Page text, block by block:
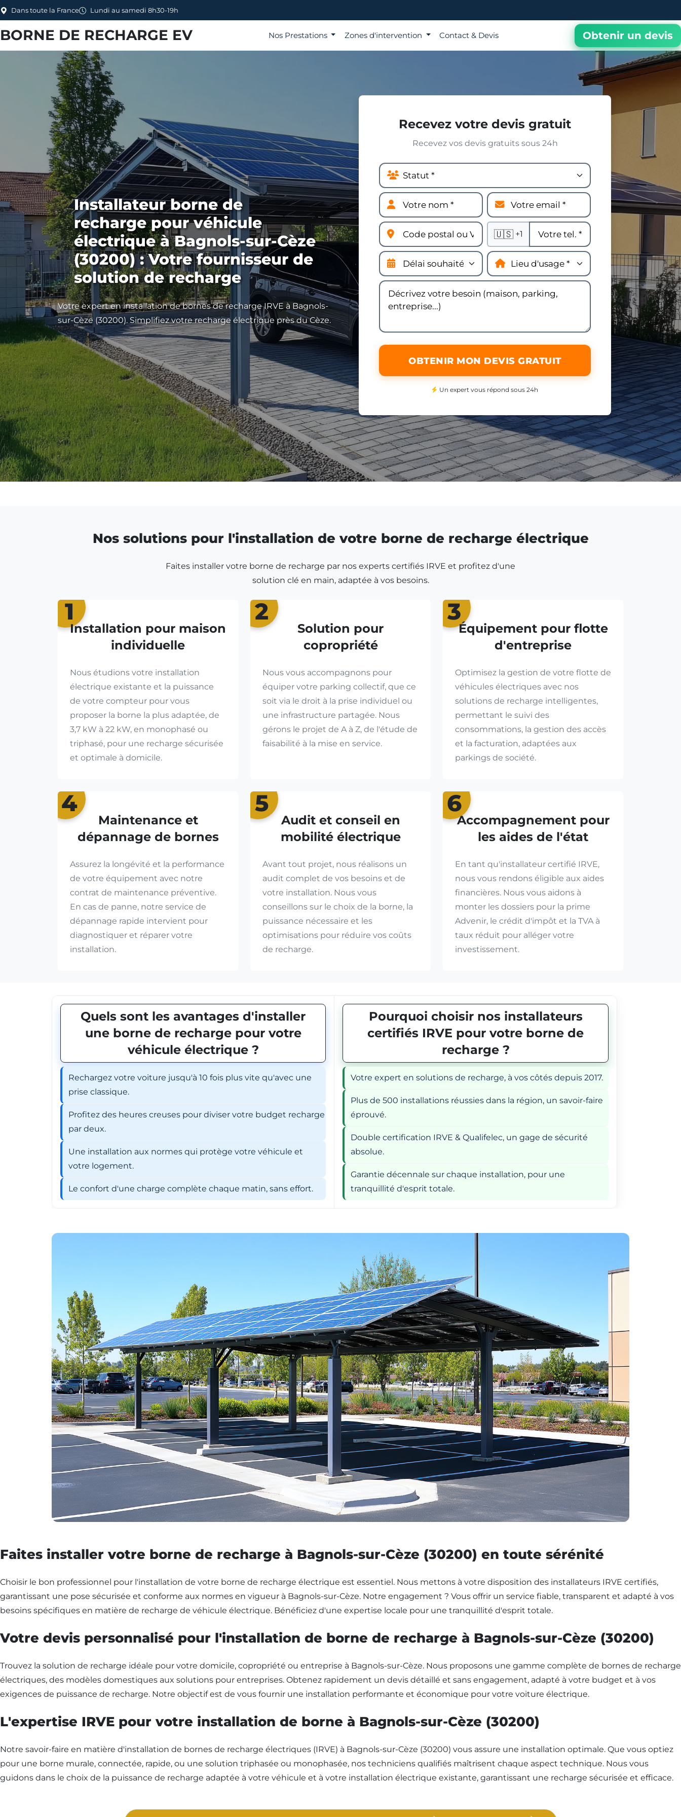
Dans toute la France Lundi au samedi 8h30-19h
BORNE DE RECHARGE EV Nos Prestations Zones d'intervention Contact & Devis Obtenir un devis
Installateur borne de
recharge pour véhicule
électrique à Bagnols-sur-Cèze
(30200) : Votre fournisseur de
solution de recharge
Votre expert en installation de bornes de recharge IRVE à Bagnols-
sur-Cèze (30200). Simplifiez votre recharge électrique près du Cèze.
Recevez votre devis gratuit
Recevez vos devis gratuits sous 24h
🇺🇸 +1
OBTENIR MON DEVIS GRATUIT
Un expert vous répond sous 24h
Nos solutions pour l'installation de votre borne de recharge électrique
Faites installer votre borne de recharge par nos experts certifiés IRVE et profitez d'une
solution clé en main, adaptée à vos besoins.
1
Installation pour maison
individuelle
Nous étudions votre installation
électrique existante et la puissance
de votre compteur pour vous
proposer la borne la plus adaptée, de
3,7 kW à 22 kW, en monophasé ou
triphasé, pour une recharge sécurisée
et optimale à domicile.
2
Solution pour
copropriété
Nous vous accompagnons pour
équiper votre parking collectif, que ce
soit via le droit à la prise individuel ou
une infrastructure partagée. Nous
gérons le projet de A à Z, de l'étude de
faisabilité à la mise en service.
3
Équipement pour flotte
d'entreprise
Optimisez la gestion de votre flotte de
véhicules électriques avec nos
solutions de recharge intelligentes,
permettant le suivi des
consommations, la gestion des accès
et la facturation, adaptées aux
parkings de société.
4
Maintenance et
dépannage de bornes
Assurez la longévité et la performance
de votre équipement avec notre
contrat de maintenance préventive.
En cas de panne, notre service de
dépannage rapide intervient pour
diagnostiquer et réparer votre
installation.
5
Audit et conseil en
mobilité électrique
Avant tout projet, nous réalisons un
audit complet de vos besoins et de
votre installation. Nous vous
conseillons sur le choix de la borne, la
puissance nécessaire et les
optimisations pour réduire vos coûts
de recharge.
6
Accompagnement pour
les aides de l'état
En tant qu'installateur certifié IRVE,
nous vous rendons éligible aux aides
financières. Nous vous aidons à
monter les dossiers pour la prime
Advenir, le crédit d'impôt et la TVA à
taux réduit pour alléger votre
investissement.
Quels sont les avantages d'installer
une borne de recharge pour votre
véhicule électrique ?
Rechargez votre voiture jusqu'à 10 fois plus vite qu'avec une
prise classique.
Profitez des heures creuses pour diviser votre budget recharge
par deux.
Une installation aux normes qui protège votre véhicule et
votre logement.
Le confort d'une charge complète chaque matin, sans effort.
Pourquoi choisir nos installateurs
certifiés IRVE pour votre borne de
recharge ?
Votre expert en solutions de recharge, à vos côtés depuis 2017.
Plus de 500 installations réussies dans la région, un savoir-faire
éprouvé.
Double certification IRVE & Qualifelec, un gage de sécurité
absolue.
Garantie décennale sur chaque installation, pour une
tranquillité d'esprit totale.
Faites installer votre borne de recharge à Bagnols-sur-Cèze (30200) en toute sérénité
Choisir le bon professionnel pour l'installation de votre borne de recharge électrique est essentiel. Nous mettons à votre disposition des installateurs IRVE certifiés,
garantissant une pose sécurisée et conforme aux normes en vigueur à Bagnols-sur-Cèze. Notre engagement ? Vous offrir un service fiable, transparent et adapté à vos
besoins spécifiques en matière de recharge de véhicule électrique. Bénéficiez d'une expertise locale pour une tranquillité d'esprit totale.
Votre devis personnalisé pour l'installation de borne de recharge à Bagnols-sur-Cèze (30200)
Trouvez la solution de recharge idéale pour votre domicile, copropriété ou entreprise à Bagnols-sur-Cèze. Nous proposons une gamme complète de bornes de recharge
électriques, des modèles domestiques aux solutions pour entreprises. Obtenez rapidement un devis détaillé et sans engagement, adapté à votre budget et à vos
exigences de puissance de recharge. Notre objectif est de vous fournir une installation performante et économique pour votre voiture électrique.
L'expertise IRVE pour votre installation de borne à Bagnols-sur-Cèze (30200)
Notre savoir-faire en matière d'installation de bornes de recharge électriques (IRVE) à Bagnols-sur-Cèze (30200) vous assure une installation optimale. Que vous optiez
pour une borne murale, connectée, rapide, ou une solution triphasée ou monophasée, nos techniciens qualifiés maîtrisent chaque aspect technique. Nous vous
guidons dans le choix de la puissance de recharge adaptée à votre véhicule et à votre installation électrique existante, garantissant une recharge sécurisée et efficace.